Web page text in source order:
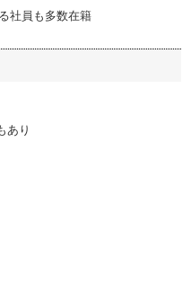
社員も多数在籍
あり